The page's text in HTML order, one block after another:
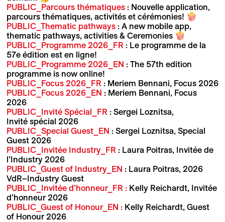
PUBLIC_Parcours thématiques: Nouvelle application,
parcours thématiques, activités et cérémonies! 🍿
PUBLIC_Thematic pathways: A new mobile app,
thematic pathways, activities & Ceremonies 🍿
PUBLIC_Programme 2026_FR : Le programme de la
57e édition est en ligne!
PUBLIC_Programme 2026_EN : The 57th edition
programme is now online!
PUBLIC_Focus 2026_FR : Meriem Bennani, Focus 2026
PUBLIC_Focus 2026_EN : Meriem Bennani, Focus
2026
PUBLIC_Invité Spécial_FR : Sergei Loznitsa,
Invité spécial 2026
PUBLIC_Special Guest_EN : Sergei Loznitsa, Special
Guest 2026
PUBLIC_Invitée Industry_FR : Laura Poitras, Invitée de
l’Industry 2026
PUBLIC_Guest of Industry_EN : Laura Poitras, 2026
VdR–Industry Guest
PUBLIC_Invitée d’honneur_FR :Kelly Reichardt, Invitée
d’honneur 2026
PUBLIC_Guest of Honour_EN :Kelly Reichardt, Guest
of Honour 2026